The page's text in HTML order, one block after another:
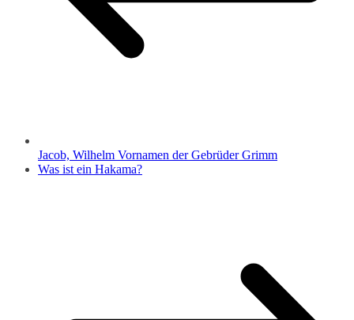
Jacob, Wilhelm Vornamen der Gebrüder Grimm
Was ist ein Hakama?